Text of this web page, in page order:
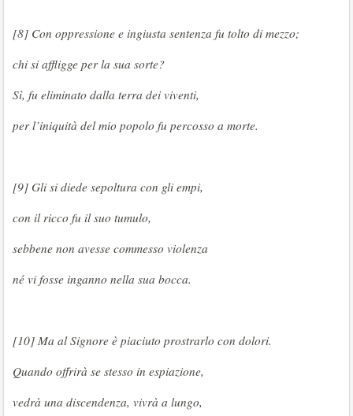
[8] Con oppressione e ingiusta sentenza fu tolto di mezzo;
chi si affligge per la sua sorte?
Sì, fu eliminato dalla terra dei viventi,
per l’iniquità del mio popolo fu percosso a morte.
[9] Gli si diede sepoltura con gli empi,
con il ricco fu il suo tumulo,
sebbene non avesse commesso violenza
né vi fosse inganno nella sua bocca.
[10] Ma al Signore è piaciuto prostrarlo con dolori.
Quando offrirà se stesso in espiazione,
vedrà una discendenza, vivrà a lungo,